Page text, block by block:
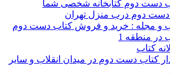
دست دوم کتابخانه شخصی شما
دست دوم درب منزل تهران
و مجله : خرید و فروش کتاب دست دوم
در منطقه 1
کتاب
کتاب دست دوم در میدان انقلاب و سایر